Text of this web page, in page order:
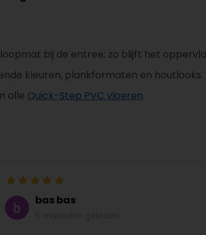
bij de entree; zo blijft het
kleuren, plankformaten en houtlooks.
alle Quick-Step PVC vloeren.
bas bas